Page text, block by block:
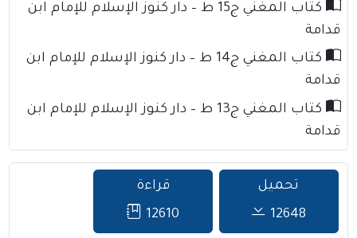
كتاب المغني ج15 ط – دار كنوز الإسلام للإمام ابن
قدامة
كتاب المغني ج14 ط – دار كنوز الإسلام للإمام ابن
قدامة
كتاب المغني ج13 ط – دار كنوز الإسلام للإمام ابن
قدامة
تحميل
12648
قراءة
12610